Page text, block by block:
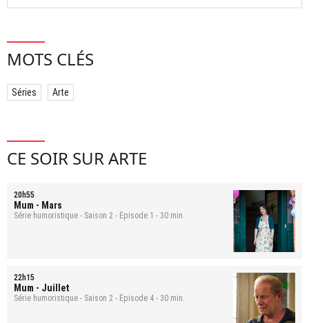
MOTS CLÉS
Séries Arte
CE SOIR SUR ARTE
20h55
Mum - Mars
Série humoristique - Saison 2 - Épisode 1 - 30 min.
22h15
Mum - Juillet
Série humoristique - Saison 2 - Épisode 4 - 30 min.